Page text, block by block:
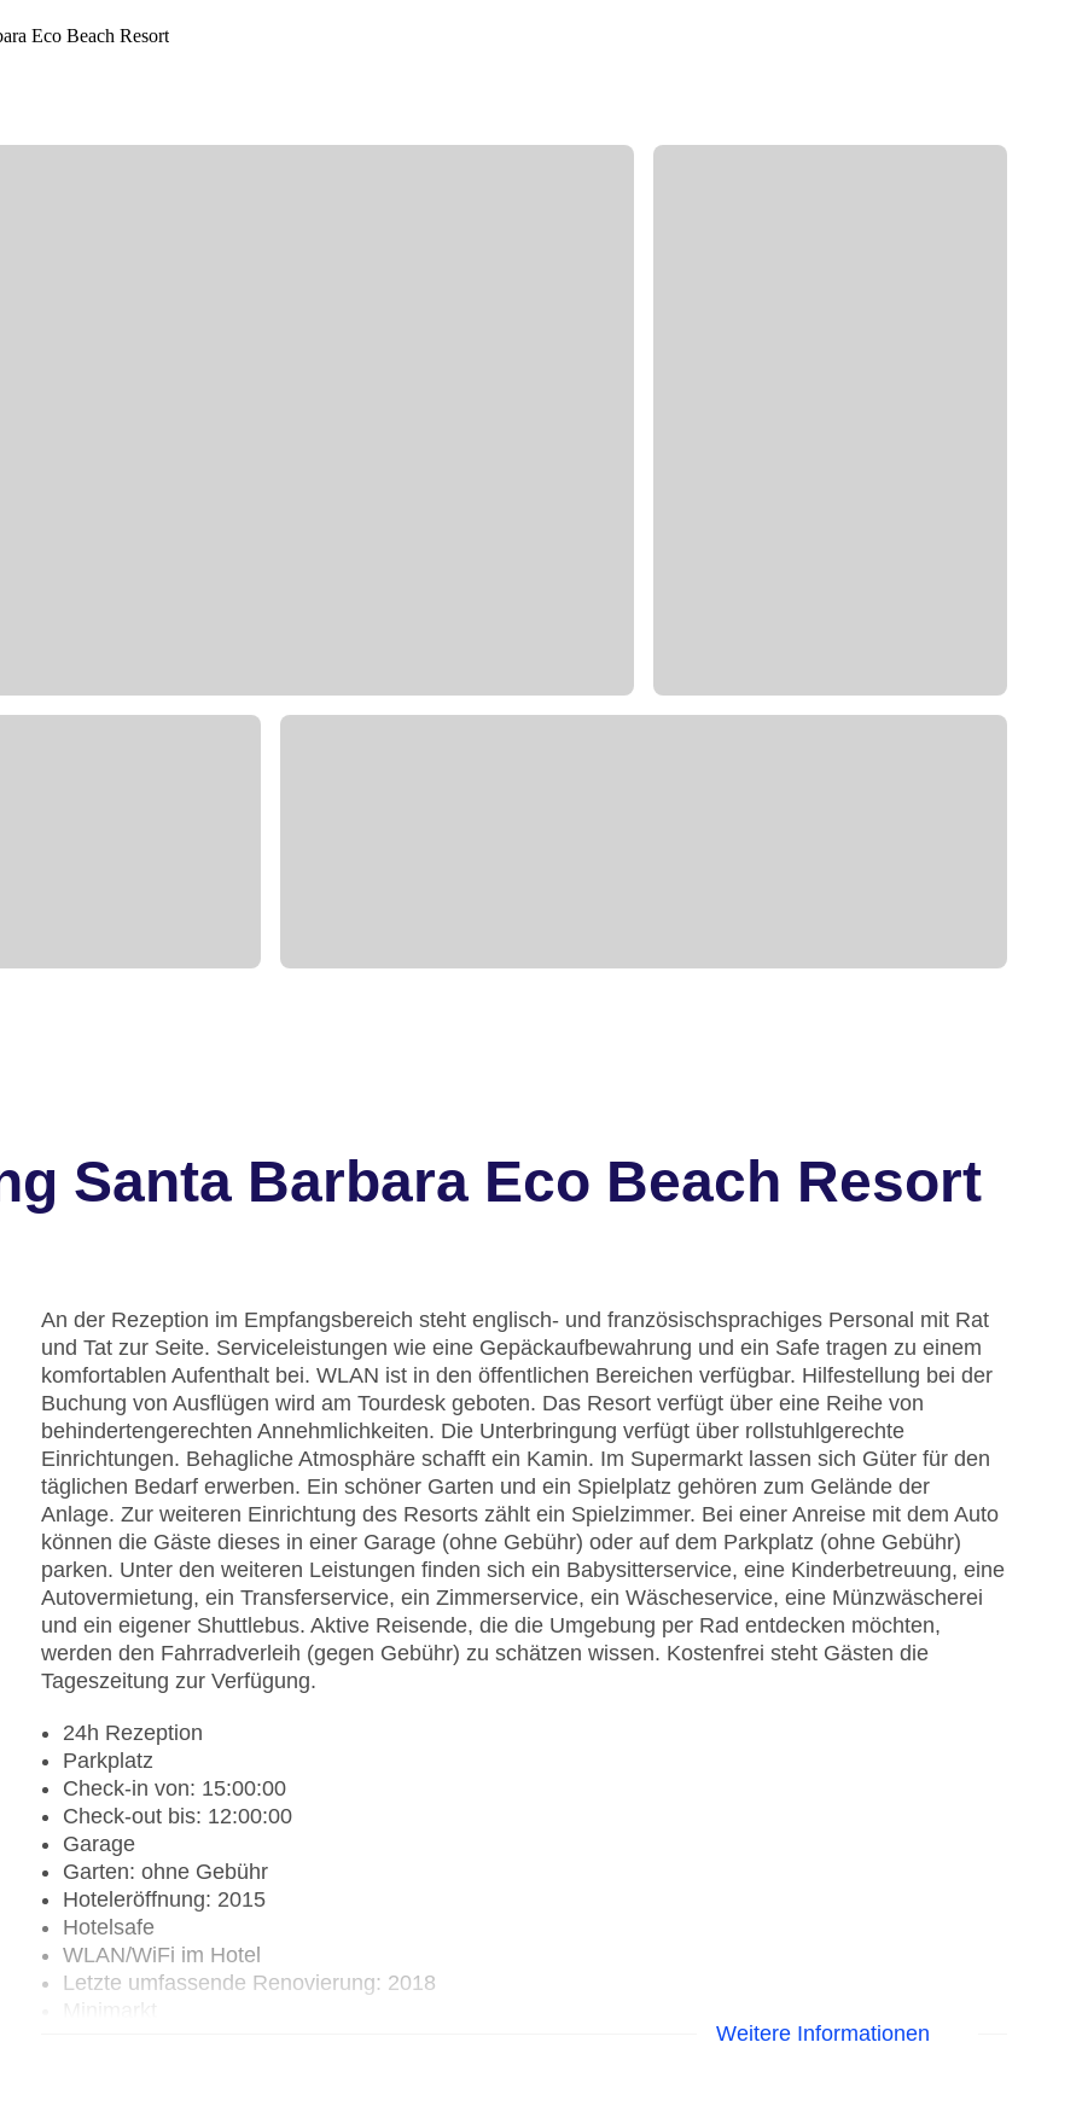
Santa Barbara Eco Beach Resort
An der Rezeption im Empfangsbereich steht englisch- und französischsprachiges Personal mit Rat
und Tat zur Seite. Serviceleistungen wie eine Gepäckaufbewahrung und ein Safe tragen zu einem
komfortablen Aufenthalt bei. WLAN ist in den öffentlichen Bereichen verfügbar. Hilfestellung bei der
Buchung von Ausflügen wird am Tourdesk geboten. Das Resort verfügt über eine Reihe von
behindertengerechten Annehmlichkeiten. Die Unterbringung verfügt über rollstuhlgerechte
Einrichtungen. Behagliche Atmosphäre schafft ein Kamin. Im Supermarkt lassen sich Güter für den
täglichen Bedarf erwerben. Ein schöner Garten und ein Spielplatz gehören zum Gelände der
Anlage. Zur weiteren Einrichtung des Resorts zählt ein Spielzimmer. Bei einer Anreise mit dem Auto
können die Gäste dieses in einer Garage (ohne Gebühr) oder auf dem Parkplatz (ohne Gebühr)
parken. Unter den weiteren Leistungen finden sich ein Babysitterservice, eine Kinderbetreuung, eine
Autovermietung, ein Transferservice, ein Zimmerservice, ein Wäscheservice, eine Münzwäscherei
und ein eigener Shuttlebus. Aktive Reisende, die die Umgebung per Rad entdecken möchten,
werden den Fahrradverleih (gegen Gebühr) zu schätzen wissen. Kostenfrei steht Gästen die
Tageszeitung zur Verfügung.
24h Rezeption
Parkplatz
Check-in von: 15:00:00
Check-out bis: 12:00:00
Garage
Garten: ohne Gebühr
Hoteleröffnung: 2015
Hotelsafe
WLAN/WiFi im Hotel
Letzte umfassende Renovierung: 2018
Weitere Informationen